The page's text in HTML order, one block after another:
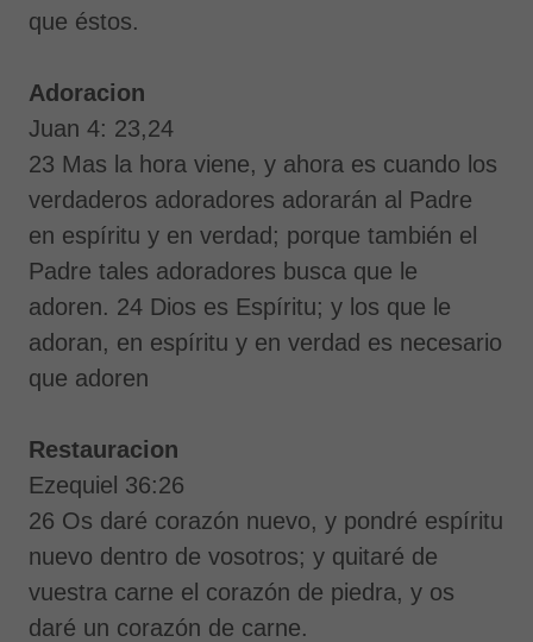
que éstos.
Adoracion
Juan 4: 23,24
23 Mas la hora viene, y ahora es cuando los
verdaderos adoradores adorarán al Padre
en espíritu y en verdad; porque también el
Padre tales adoradores busca que le
adoren. 24 Dios es Espíritu; y los que le
adoran, en espíritu y en verdad es necesario
que adoren
Restauracion
Ezequiel 36:26
26 Os daré corazón nuevo, y pondré espíritu
nuevo dentro de vosotros; y quitaré de
vuestra carne el corazón de piedra, y os
daré un corazón de carne.